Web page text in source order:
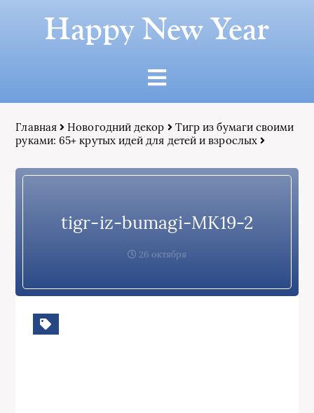
Happy New Year
Главная Новогодний декор
Тигр из бумаги своими
руками: 65+ крутых идей для детей и взрослых
tigr-iz-bumagi-MK19-2
26 октября